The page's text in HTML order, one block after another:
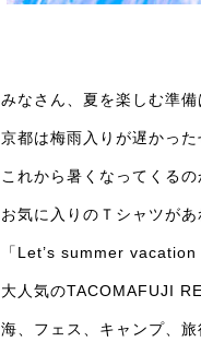
みなさん、夏を楽しむ準
京都は梅雨入りが遅かっ
これから暑くなってくるの
お気に入りのＴシャツが
「Let’s summer vacation
大人気のTACOMAFUJI
海、フェス、キャンプ、